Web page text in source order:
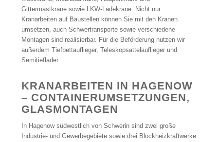
Gittermastkrane sowie LKW-Ladekrane. Nicht nur
Kranarbeiten auf Baustellen können Sie mit den Kranen
umsetzen, auch Schwertransporte sowie verschiedene
Montagen sind realisierbar. Für die Beförderung nutzen wir
außerdem Tiefbettauflieger, Teleskopsattelauflieger und
Semitieflader.
KRANARBEITEN IN HAGENOW
– CONTAINERUMSETZUNGEN,
GLASMONTAGEN
In Hagenow südwestlich von Schwerin sind zwei große
Industrie- und Gewerbegebiete sowie drei Blockheizkraftwerke